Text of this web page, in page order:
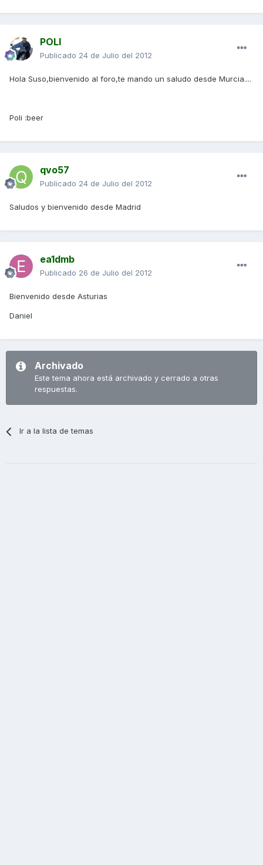
POLI
Publicado 24 de Julio del 2012
Hola Suso,bienvenido al foro,te mando un saludo desde Murcia....
Poli :beer
qvo57
Publicado 24 de Julio del 2012
Saludos y bienvenido desde Madrid
ea1dmb
Publicado 26 de Julio del 2012
Bienvenido desde Asturias
Daniel
Archivado
Este tema ahora está archivado y cerrado a otras
respuestas.
Ir a la lista de temas